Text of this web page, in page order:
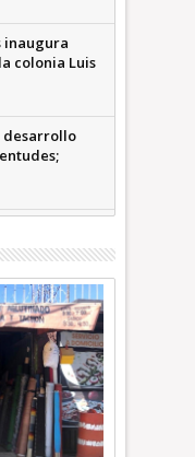
inaugura
colonia Luis
|
desarrollo
Empleo y